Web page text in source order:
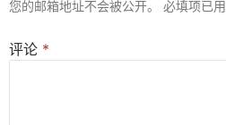
您的邮箱地址不会被公开。 必填项已用
评论 *